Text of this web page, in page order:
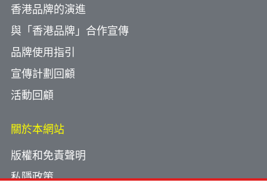
香港品牌的演進
與「香港品牌」合作宣傳
品牌使用指引
宣傳計劃回顧
活動回顧
關於本網站
版權和免責聲明
私隱政策